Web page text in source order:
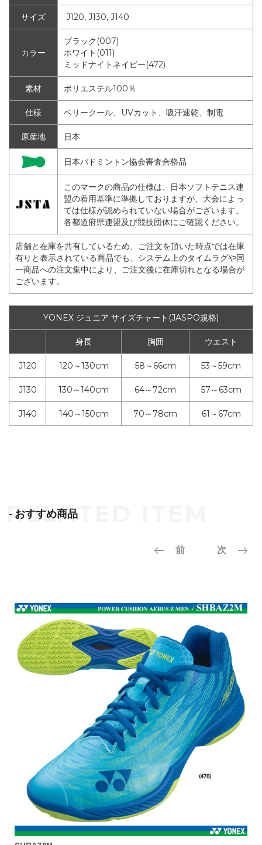
サイズ J120, J130, J140
カラー
ブラック(007)
ホワイト(011)
ミッドナイトネイビー(472)
素材 ポリエステル100％
仕様 ベリークール、UVカット、吸汗速乾、制電
原産地 日本
日本バドミントン協会審査合格品
このマークの商品の仕様は、日本ソフトテニス連
盟の着用基準に準拠しておりますが、大会によっ
ては仕様が認められていない場合がございます。
各都道府県連盟及び競技団体にご確認ください。
店舗と在庫を共有しているため、ご注文を頂いた時点では在庫
有りと表示されている商品でも、システム上のタイムラグや同
一商品への注文集中により、ご注文後に在庫切れとなる場合が
ございます。
YONEX ジュニア サイズチャート(JASPO規格)
身長 胸囲 ウエスト
J120 120～130cm 58～66cm 53～59cm
J130 130～140cm 64～72cm 57～63cm
J140 140～150cm 70～78cm 61～67cm
- おすすめ商品
前 次